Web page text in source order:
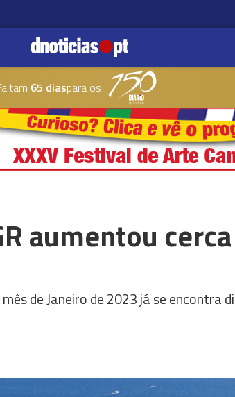
65 diaspara os
aumentou
de Janeiro de 2023 já se encontra